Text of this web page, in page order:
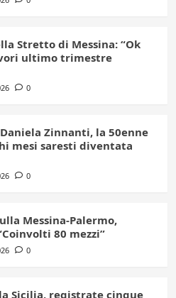
Stretto di Messina: “Ok
ultimo trimestre
0
Zinnanti, la 50enne
mesi saresti diventata
0
Messina-Palermo,
80 mezzi”
0
Sicilia, registrate cinque